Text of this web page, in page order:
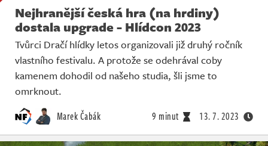
Nejhranější česká hra (na hrdiny)
dostala upgrade - Hlídcon 2023
Tvůrci Dračí hlídky letos organizovali již druhý ročník
vlastního festivalu. A protože se odehrával coby
kamenem dohodil od našeho studia, šli jsme to
omrknout.
Marek Čabák 9 minut 13. 7. 2023